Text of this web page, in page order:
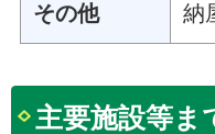
その他 納
主要施設等ま